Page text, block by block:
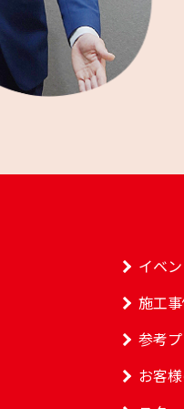
イベ
施工
参考
お客